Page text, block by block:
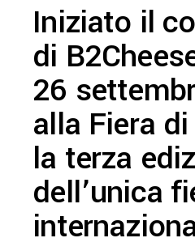
Iniziato il
di
26
alla Fiera
la terza
dell’unica